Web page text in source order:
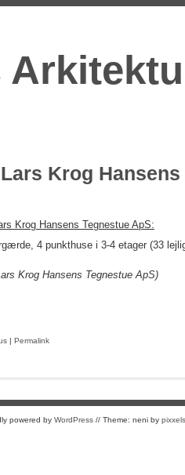
Krog Hansens
Krog Hansens Tegnestue ApS:
4 punkthuse i 3-4 etager (33
Krog Hansens Tegnestue ApS)
| Permalink
powered by WordPress // Theme: neni by